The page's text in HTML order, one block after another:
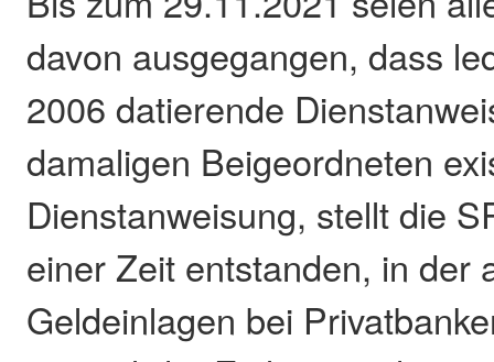
davon ausgegangen, dass
2006 datierende
damaligen Beigeordneten
Dienstanweisung, stellt die
einer Zeit entstanden, in der
Geldeinlagen bei